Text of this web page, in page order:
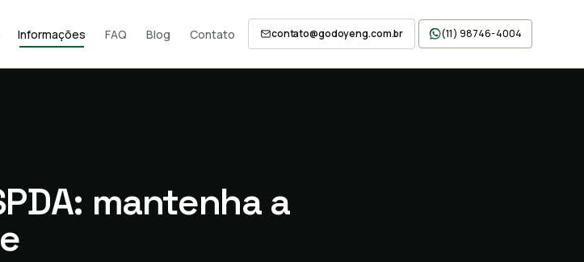
Informações FAQ Blog Contato contato@godoyeng.com.br (11) 98746-4004
mantenha a